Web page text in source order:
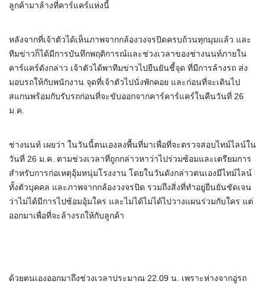
ลูกค้ามาล้างที่คาร์แคร์แห่งนี้
หลังจากที่เจ้าตัวได้เห็นภาพจากกล้องวงจรปิดครบถ้วนทุกมุมแล้ว และ
ทีมข่าวก็ได้มีการบันทึกพฤติการณ์และช่วงเวลาของช่างนนท์ภายใน
คาร์แคร์ดังกล่าว เจ้าตัวได้พาทีมข่าวไปยืนยันชี้จุด ที่มีการล้างรถ ส่ง
มอบรถให้กับพนักงาน จุดที่เจ้าตัวไปนั่งพักคอย และก่อนที่จะเดินไป
สแกนพร้อมกับรับรถก่อนที่จะขับออกจากคาร์คาร์แคร์ในคืนวันที่ 26
ม.ค.
ช่างนนท์ เผยว่า ในวันนี้ตนเองลงพื้นที่มาเพื่อที่จะตรวจสอบไทม์ไลน์ใน
วันที่ 26 ม.ค. ตามช่วงเวลาที่ถูกกล่าวหาว่าไปร่วมซ้อมและเตรียมการ
สำหรับการก่อเหตุอุ้มหนุ่มโรงงาน โดยในวันดังกล่าวตนเองมีไทม์ไลน์
ทั้งตัวบุคคล และภาพจากกล้องวงจรปิด รวมถึงสิ่งที่ทำอยู่ยืนยันชัดเจน
ว่าไม่ได้มีการไปซ้อมอุ้มใคร และไม่ได้ไม่ได้ไปวางแผนร่วมกับใคร แต่
ออกมาเพื่อที่จะล้างรถให้กับลูกค้า
ด้วยตนเองออกมาถึงช่วงเวลาประมาณ 22.09 น. เพราะห่างจากอู่รถ